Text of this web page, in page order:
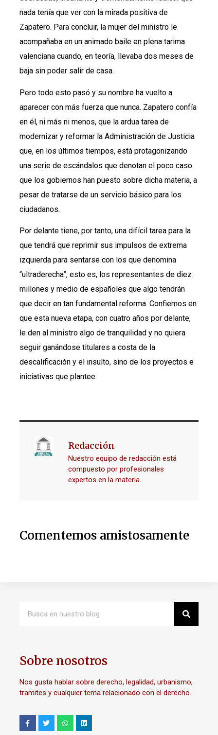
nada tenía que ver con la mirada positiva de
Zapatero. Para concluir, la mujer del ministro le
acompañaba en un animado baile en plena tarima
valenciana cuando, en teoría, llevaba dos meses de
baja sin poder salir de casa.
Pero todo esto pasó y su nombre ha vuelto a
aparecer con más fuerza que nunca. Zapatero confía
en él, ni más ni menos, que la ardua tarea de
modernizar y reformar la Administración de Justicia
que, en los últimos tiempos, está protagonizando
una serie de escándalos que denotan el poco caso
que los gobiernos han puesto sobre dicha materia, a
pesar de tratarse de un servicio básico para los
ciudadanos.
Por delante tiene, por tanto, una difícil tarea para la
que tendrá que reprimir sus impulsos de extrema
izquierda para sentarse con los que denomina
“ultraderecha”, esto es, los representantes de diez
millones y medio de españoles que algo tendrán
que decir en tan fundamental reforma. Confiemos en
que esta nueva etapa, con cuatro años por delante,
le den al ministro algo de tranquilidad y no quiera
seguir ganándose titulares a costa de la
descalificación y el insulto, sino de los proyectos e
iniciativas que plantee.
Redacción
Nuestro equipo de redacción está
compuesto por profesionales
expertos en la materia.
Comentemos amistosamente
Sobre nosotros
Nos gusta hablar sobre derecho, legalidad, urbanismo,
tramites y cualquier tema relacionado con el derecho.